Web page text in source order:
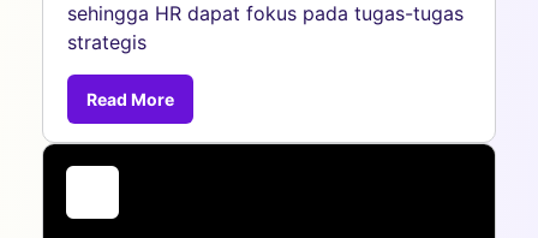
sehingga HR dapat fokus pada tugas-tugas
strategis
Read More